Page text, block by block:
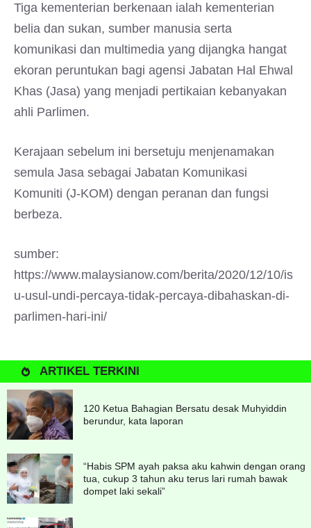
Tiga kementerian berkenaan ialah kementerian
belia dan sukan, sumber manusia serta
komunikasi dan multimedia yang dijangka hangat
ekoran peruntukan bagi agensi Jabatan Hal Ehwal
Khas (Jasa) yang menjadi pertikaian kebanyakan
ahli Parlimen.
Kerajaan sebelum ini bersetuju menjenamakan
semula Jasa sebagai Jabatan Komunikasi
Komuniti (J-KOM) dengan peranan dan fungsi
berbeza.
sumber:
https://www.malaysianow.com/berita/2020/12/10/is
u-usul-undi-percaya-tidak-percaya-dibahaskan-di-
parlimen-hari-ini/
ARTIKEL TERKINI
120 Ketua Bahagian Bersatu desak Muhyiddin
berundur, kata laporan
“Habis SPM ayah paksa aku kahwin dengan orang
tua, cukup 3 tahun aku terus lari rumah bawak
dompet laki sekali”